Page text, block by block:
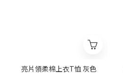
亮片領柔棉上衣T恤 灰色